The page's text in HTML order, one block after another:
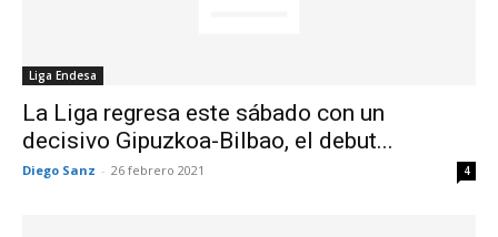
Liga Endesa
La Liga regresa este sábado con un
decisivo Gipuzkoa-Bilbao, el debut...
Diego Sanz - 26 febrero 2021 4